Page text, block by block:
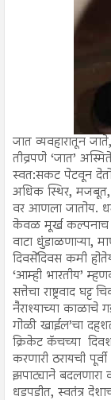
जात व्यवहारातून
तीव्रपणे ‘जात’
स्वत:सकट पेटवून
अधिक स्थिर, मजबूत,
वर आणला जातोय.
केवळ मूर्ख कल्पनाच
वाटा धुंडाळणाऱ्या,
दिवसेंदिवस कमी
‘आम्ही भारतीय’
सत्तेचा राष्ट्रवाद
नैराश्याच्या काळाचे
गोळी खाईल’चा
क्रिकेट कॅचच्या
करणारी ठरायची
झपाट्याने
धडपडीत, स्वतंत्र